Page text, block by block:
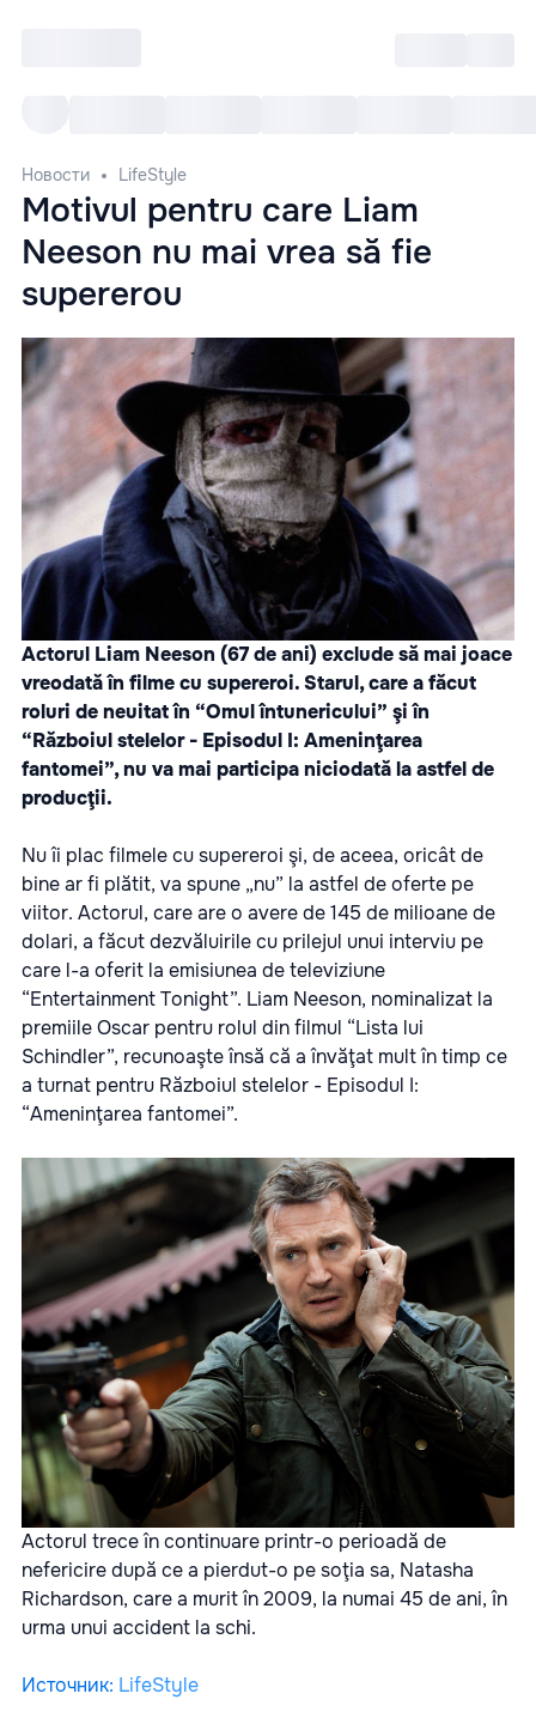
Новости LifeStyle
Motivul pentru care Liam
Neeson nu mai vrea să fie
supererou
Actorul Liam Neeson (67 de ani) exclude să mai joace
vreodată în filme cu supereroi. Starul, care a făcut
roluri de neuitat în “Omul întunericului” şi în
“Războiul stelelor - Episodul I: Ameninţarea
fantomei”, nu va mai participa niciodată la astfel de
producţii.
Nu îi plac filmele cu supereroi şi, de aceea, oricât de
bine ar fi plătit, va spune „nu” la astfel de oferte pe
viitor. Actorul, care are o avere de 145 de milioane de
dolari, a făcut dezvăluirile cu prilejul unui interviu pe
care l-a oferit la emisiunea de televiziune
“Entertainment Tonight”. Liam Neeson, nominalizat la
premiile Oscar pentru rolul din filmul “Lista lui
Schindler”, recunoaşte însă că a învăţat mult în timp ce
a turnat pentru Războiul stelelor - Episodul I:
“Ameninţarea fantomei”.
Actorul trece în continuare printr-o perioadă de
nefericire după ce a pierdut-o pe soţia sa, Natasha
Richardson, care a murit în 2009, la numai 45 de ani, în
urma unui accident la schi.
Источник: LifeStyle